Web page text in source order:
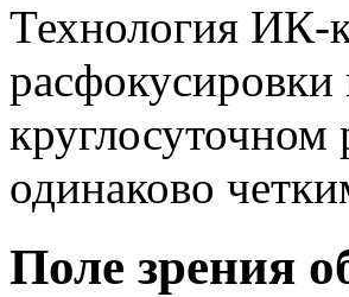
Технология ИК-
круглосуточном
одинаково
Поле зрения